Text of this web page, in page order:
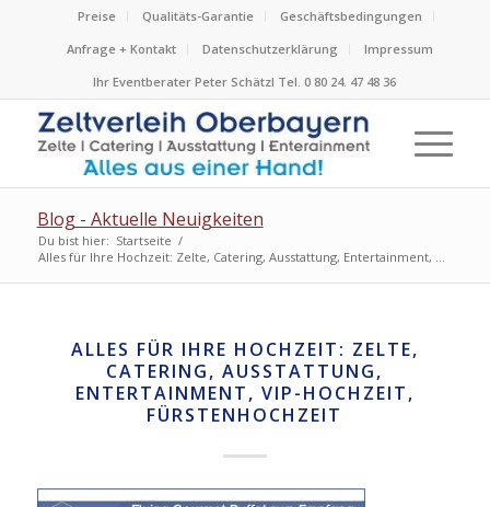
Preise Qualitäts-Garantie
Geschäftsbedingungen
Anfrage + Kontakt
Datenschutzerklärung
Impressum
Ihr Eventberater Peter Schätzl Tel. 0 80 24. 47 48 36
Blog - Aktuelle Neuigkeiten
Du bist hier: Startseite /
Alles für Ihre Hochzeit: Zelte, Catering, Ausstattung, Entertainment, ...
ALLES FÜR IHRE HOCHZEIT: ZELTE,
CATERING, AUSSTATTUNG,
ENTERTAINMENT, VIP-HOCHZEIT,
FÜRSTENHOCHZEIT